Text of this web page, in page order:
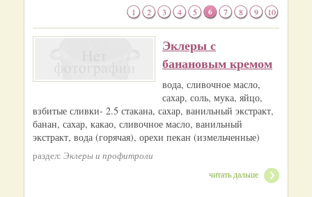
1 2 3 4 5 6 7 8 9 10
Эклеры с
банановым кремом
вода, сливочное масло,
сахар, соль, мука, яйцо,
взбитые сливки- 2.5 стакана, сахар, ванильный экстракт,
банан, сахар, какао, сливочное масло, ванильный
экстракт, вода (горячая), орехи пекан (измельченные)
раздел: Эклеры и профитроли
читать дальше